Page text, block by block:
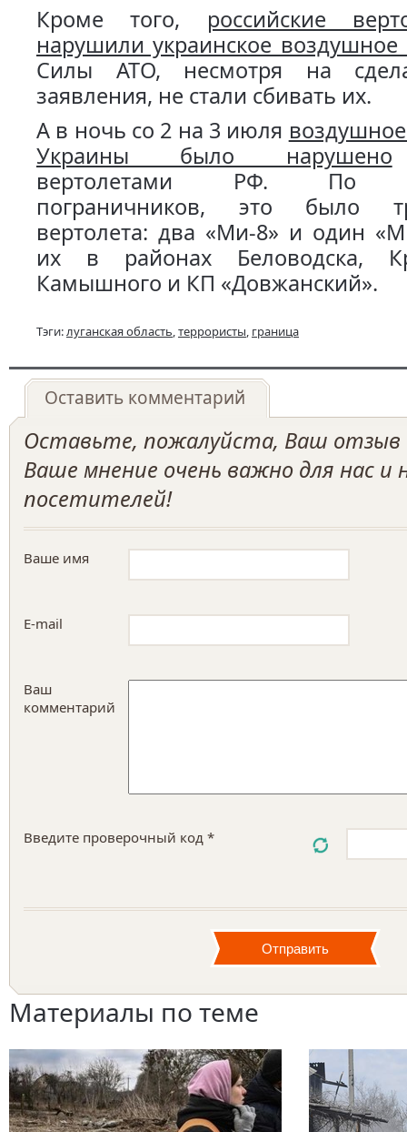
Кроме того, российские
нарушили украинское воздушное
Силы АТО, несмотря на
заявления, не стали сбивать их.
А в ночь со 2 на 3 июля
Украины было нарушено
вертолетами РФ. По
пограничников, это было
вертолета: два «Ми-8» и один
их в районах Беловодска,
Камышного и КП «Довжанский».
Тэги:луганская область,террористы, граница
Оставить комментарий
Оставьте, пожалуйста, Ваш отзыв
Ваше мнение очень важно для нас и
посетителей!
Ваше имя
E-mail
Ваш
комментарий
Введите проверочный код *
Материалы по теме